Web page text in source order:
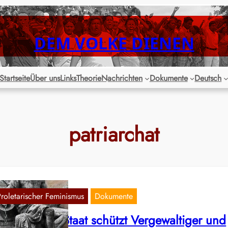
DEM VOLKE DIENEN
StartseiteÜber unsLinksTheorieNachrichten Dokumente Deutsch
patriarchat
Feminismus Dokumente
Staat schützt Vergewaltiger und